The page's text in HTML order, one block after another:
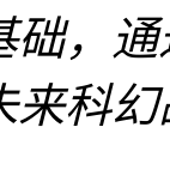
础，
来科